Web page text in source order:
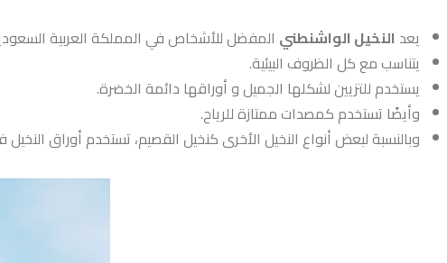
يعد النخيل الواشنطني المفضل للأشخاص في المملكة العربية
يتناسب مع كل الظروف البيئية.
يستخدم للتزيين لشكلها الجميل و أوراقها دائمة الخضرة.
وأيضًا تستخدم كمصدات ممتازة للرياح.
وبالنسبة لبعض أنواع النخيل الأخرى كنخيل القصيم، تستخدم أوراق